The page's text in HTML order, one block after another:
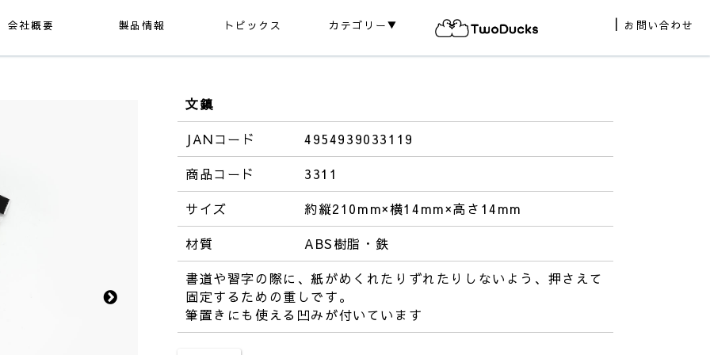
会社概要 製品情報 トピックス カテゴリー▼ お問い合わせ
文鎮
JANコード
4954939033119
商品コード
3311
サイズ
約縦210mm×横14mm×高さ14mm
材質
ABS樹脂・鉄
書道や習字の際に、紙がめくれたりずれたりしないよう、押さえて
固定するための重しです。
筆置きにも使える凹みが付いています